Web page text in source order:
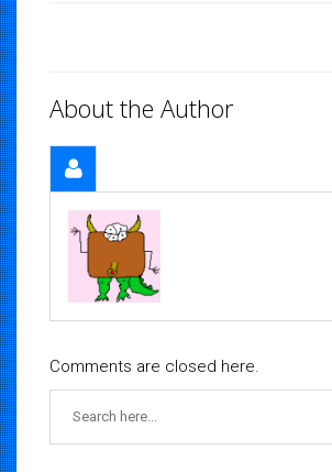
About the Author
Comments are closed here.